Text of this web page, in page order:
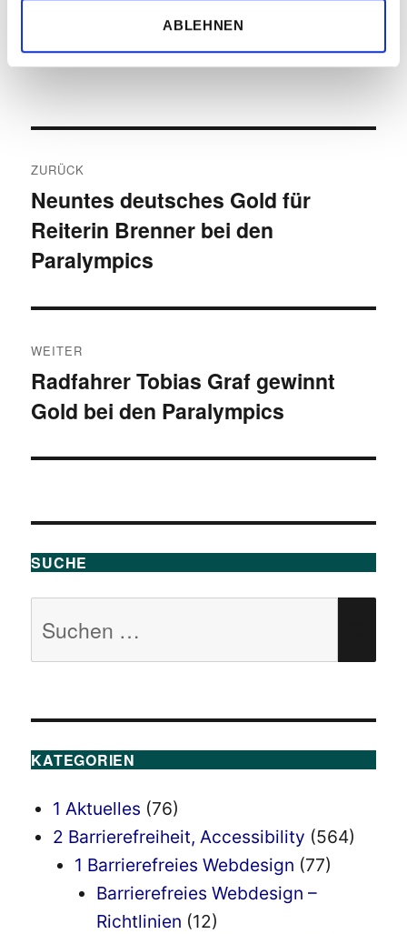
ABLEHNEN
angemeldetsein, um einen
Kommentar abzugeben.
ZURÜCK
Vorheriger
Beitrag:
Neuntes deutsches Gold für
Reiterin Brenner bei den
Paralympics
WEITER
Nächster
Beitrag:
Radfahrer Tobias Graf gewinnt
Gold bei den Paralympics
SUCHE
nach:
KATEGORIEN
1 Aktuelles (76)
2 Barrierefreiheit, Accessibility (564)
1 Barrierefreies Webdesign (77)
Barrierefreies Webdesign –
Richtlinien (12)